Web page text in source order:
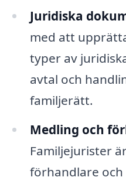
Juridiska
med att
typer av
avtal och
familjerätt.
Medling och
Familjejurister
förhandlare och